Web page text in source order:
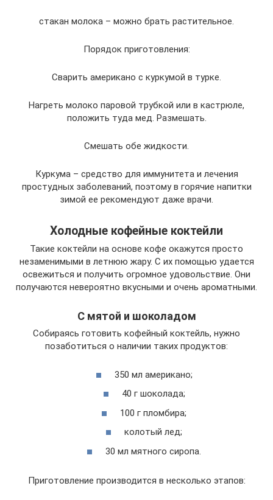
стакан молока – можно брать растительное.
Порядок приготовления:
Сварить американо с куркумой в турке.
Нагреть молоко паровой трубкой или в кастрюле,
положить туда мед. Размешать.
Смешать обе жидкости.
Куркума – средство для иммунитета и лечения
простудных заболеваний, поэтому в горячие напитки
зимой ее рекомендуют даже врачи.
Холодные кофейные коктейли
Такие коктейли на основе кофе окажутся просто
незаменимыми в летнюю жару. С их помощью удается
освежиться и получить огромное удовольствие. Они
получаются невероятно вкусными и очень ароматными.
С мятой и шоколадом
Собираясь готовить кофейный коктейль, нужно
позаботиться о наличии таких продуктов:
350 мл американо;
40 г шоколада;
100 г пломбира;
колотый лед;
30 мл мятного сиропа.
Приготовление производится в несколько этапов: